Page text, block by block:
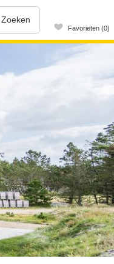
Zoeken
Favorieten (0)